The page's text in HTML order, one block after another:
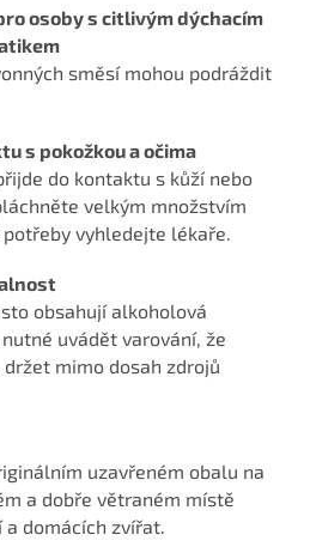
osoby s citlivým dýchacím
směsí mohou podráždit
s pokožkou a očima
do kontaktu s kůží nebo
velkým množstvím
vyhledejte lékaře.
obsahují alkoholová
uvádět varování, že
mimo dosah zdrojů
uzavřeném obalu na
a dobře větraném místě
domácích zvířat.